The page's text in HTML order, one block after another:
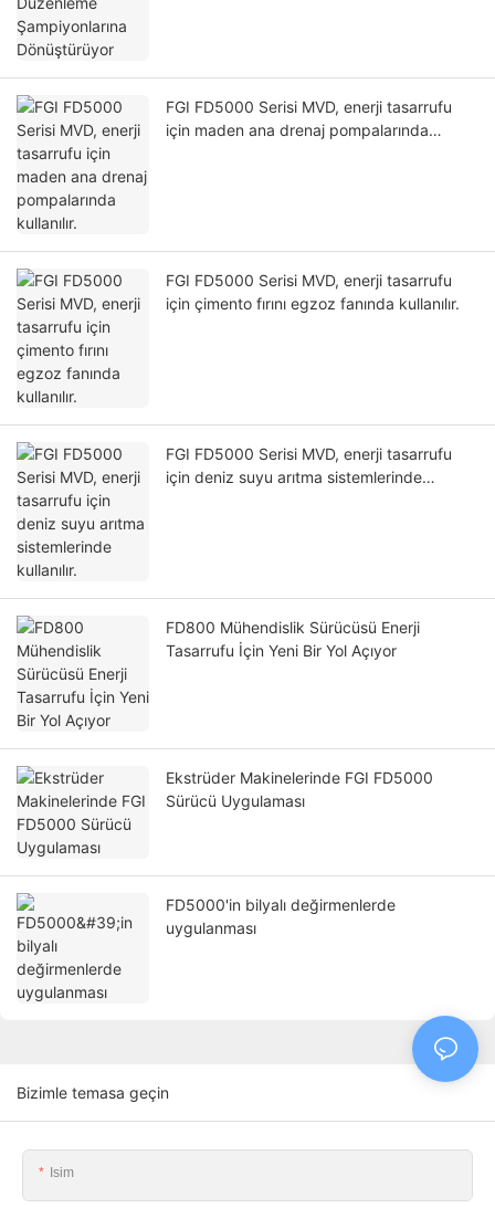
FGI FD5000 Serisi MVD, enerji tasarrufu
için maden ana drenaj pompalarında
FGI FD5000 Serisi MVD, enerji tasarrufu
için çimento fırını egzoz fanında kullanılır.
FGI FD5000 Serisi MVD, enerji tasarrufu
için deniz suyu arıtma sistemlerinde
FD800 Mühendislik Sürücüsü Enerji
Tasarrufu İçin Yeni Bir Yol Açıyor
Ekstrüder Makinelerinde FGI FD5000
Sürücü Uygulaması
FD5000'in bilyalı değirmenlerde
uygulanması
Bizimle temasa geçin
Isim